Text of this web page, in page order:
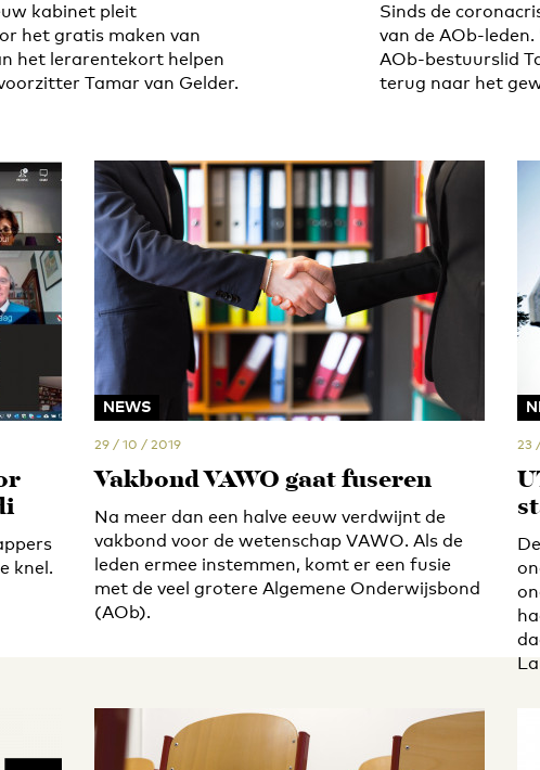
kabinet pleit
het gratis maken van
het lerarentekort helpen
Tamar van Gelder.
Sinds de
van de AOb-
AOb-bestuurslid
terug naar het
knel.
NEWS
29 / 10 / 2019
Vakbond VAWO gaat fuseren
Na meer dan een halve eeuw verdwijnt de
vakbond voor de wetenschap VAWO. Als de
leden ermee instemmen, komt er een fusie
met de veel grotere Algemene Onderwijsbond
(AOb).
23